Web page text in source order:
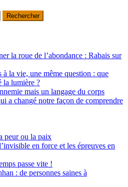
la roue de l’abondance : Rabais sur
la vie, une même question : que
la lumière ?
mais un langage du corps
a changé notre façon de comprendre
peur ou la paix
en force et les épreuves en
passe vite !
: de personnes saines à